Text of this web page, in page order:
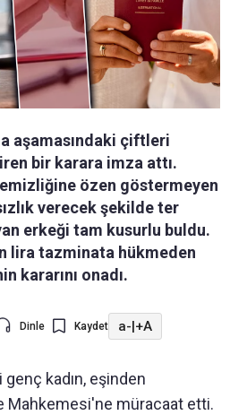
aşamasındaki çiftleri
bir karara imza attı.
özen göstermeyen
verecek şekilde ter
erkeği tam kusurlu buldu.
lira tazminata hükmeden
kararını onadı.
Dinle Kaydet a-|+A
genç kadın, eşinden
Mahkemesi'ne müracaat etti.